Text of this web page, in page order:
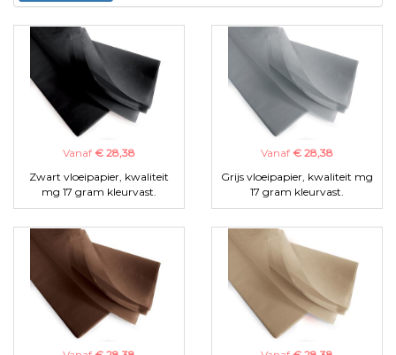
Vanaf € 28,38
Zwart vloeipapier, kwaliteit
mg 17 gram kleurvast.
Vanaf € 28,38
Grijs vloeipapier, kwaliteit mg
17 gram kleurvast.